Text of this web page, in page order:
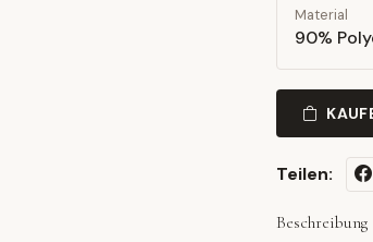
Material
90%
Teilen:
Beschreibung